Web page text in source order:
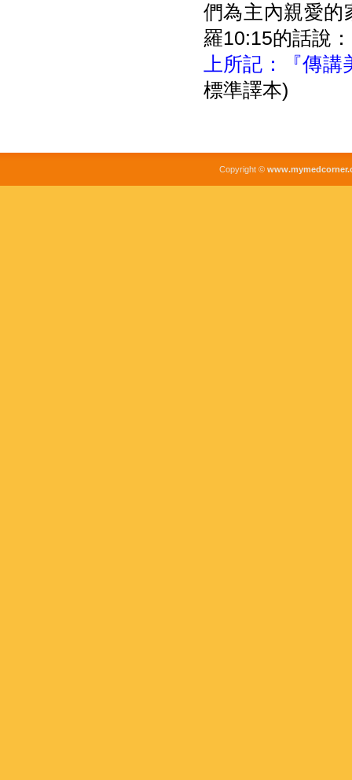
們為主內親愛的
羅10:15的話說：
上所記：『傳
標準譯本)
Copyright ©